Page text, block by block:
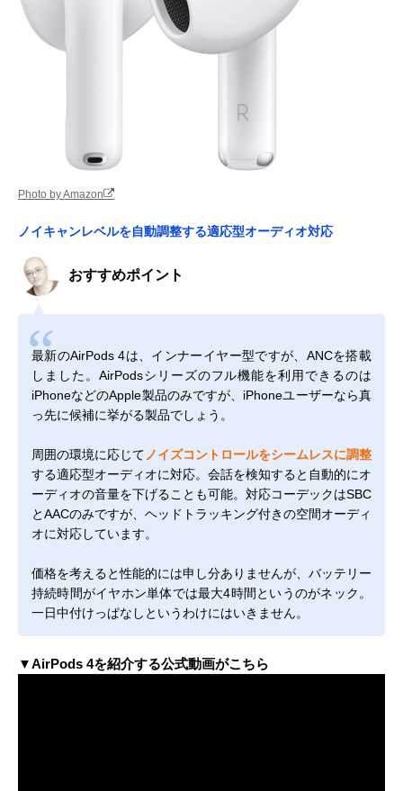
Photo by Amazon
ノイキャンレベルを自動調整する適応型オーディオ対応
おすすめポイント
最新のAirPods 4は、インナーイヤー型ですが、ANCを搭載
しました。AirPodsシリーズのフル機能を利用できるのは
iPhoneなどのApple製品のみですが、iPhoneユーザーなら真
っ先に候補に挙がる製品でしょう。
周囲の環境に応じて ノイズコントロールをシームレスに調整
する適応型オーディオに対応。会話を検知すると自動的にオ
ーディオの音量を下げることも可能。対応コーデックはSBC
とAACのみですが、ヘッドトラッキング付きの空間オーディ
オに対応しています。
価格を考えると性能的には申し分ありませんが、バッテリー
持続時間がイヤホン単体では最大4時間というのがネック。
一日中付けっぱなしというわけにはいきません。
▼AirPods 4を紹介する公式動画がこちら